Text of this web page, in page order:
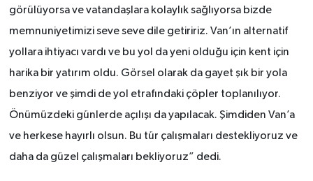
görülüyorsa ve vatandaşlara kolaylık sağlıyorsa bizde
memnuniyetimizi seve seve dile getiririz. Van’ın alternatif
yollara ihtiyacı vardı ve bu yol da yeni olduğu için kent için
harika bir yatırım oldu. Görsel olarak da gayet şık bir yola
benziyor ve şimdi de yol etrafındaki çöpler toplanılıyor.
Önümüzdeki günlerde açılışı da yapılacak. Şimdiden Van’a
ve herkese hayırlı olsun. Bu tür çalışmaları destekliyoruz ve
daha da güzel çalışmaları bekliyoruz” dedi.